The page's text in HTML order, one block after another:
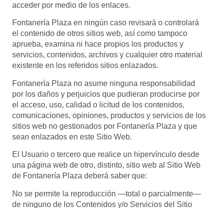
acceder por medio de los enlaces.
Fontanería Plaza en ningún caso revisará o controlará
el contenido de otros sitios web, así como tampoco
aprueba, examina ni hace propios los productos y
servicios, contenidos, archivos y cualquier otro material
existente en los referidos sitios enlazados.
Fontanería Plaza no asume ninguna responsabilidad
por los daños y perjuicios que pudieran producirse por
el acceso, uso, calidad o licitud de los contenidos,
comunicaciones, opiniones, productos y servicios de los
sitios web no gestionados por Fontanería Plaza y que
sean enlazados en este Sitio Web.
El Usuario o tercero que realice un hipervínculo desde
una página web de otro, distinto, sitio web al Sitio Web
de Fontanería Plaza deberá saber que:
No se permite la reproducción —total o parcialmente—
de ninguno de los Contenidos y/o Servicios del Sitio